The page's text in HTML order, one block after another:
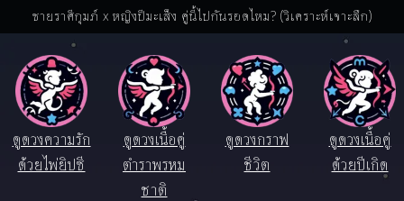
ชายราศีกุมภ์ x หญิงปีมะเส็ง คู่นี้ไปกันรอดไหม? (วิเคราะห์เจาะลึก)
ดูดวงความรัก
ด้วยไพ่ยิปซี
ดูดวงเนื้อคู่
ตำราพรหม
ชาติ
ดูดวงกราฟ
ชีวิต
ดูดวงเนื้อคู่
ด้วยปีเกิด